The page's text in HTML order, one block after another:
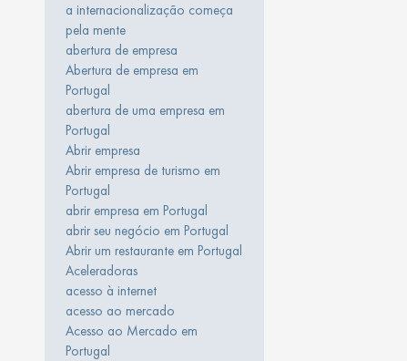
a internacionalização começa
pela mente
abertura de empresa
Abertura de empresa em
Portugal
abertura de uma empresa em
Portugal
Abrir empresa
Abrir empresa de turismo em
Portugal
abrir empresa em Portugal
abrir seu negócio em Portugal
Abrir um restaurante em Portugal
Aceleradoras
acesso à internet
acesso ao mercado
Acesso ao Mercado em
Portugal